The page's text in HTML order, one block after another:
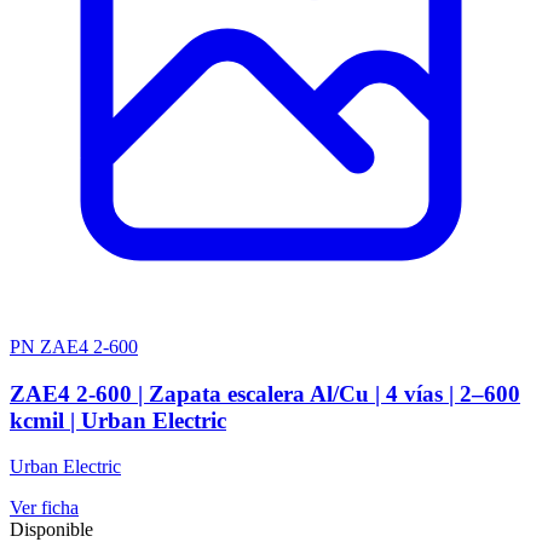
PN ZAE4 2-600
ZAE4 2-600 | Zapata escalera Al/Cu | 4 vías | 2–600
kcmil | Urban Electric
Urban Electric
Ver ficha
Disponible